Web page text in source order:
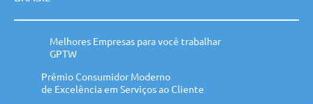
Melhores Empresas para você trabalhar
GPTW
Prêmio Consumidor Moderno
de Excelência em Serviços ao Cliente